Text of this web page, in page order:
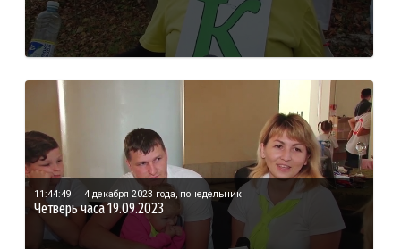
11:44:49 4 декабря 2023 года, понедельник
Четверь часа 19.09.2023